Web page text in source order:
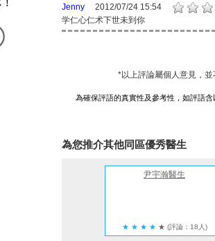
Jenny
2012/07/24 15:54
学仁心仁术下世未到你
*以上評論屬個人意見，
為確保評語的真實性及參考性，如評語
為您推介其他同區優秀醫生
尹宇瀚醫生
★ ★ ★ ★ ★ (評論：18人)